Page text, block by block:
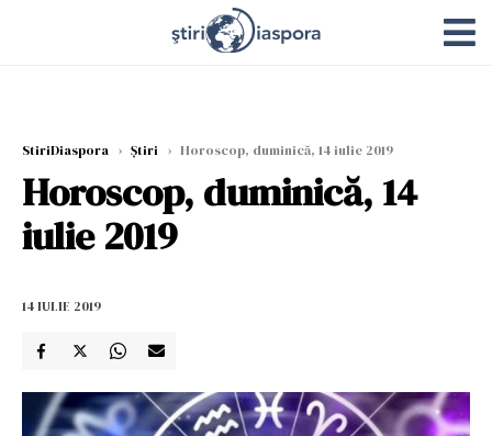
StiriDiaspora › Știri › Horoscop, duminică, 14 iulie 2019
Horoscop, duminică, 14
iulie 2019
14 IULIE 2019